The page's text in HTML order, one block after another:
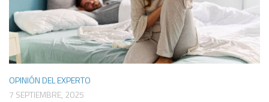
OPINIÓN DEL EXPERTO
7 SEPTIEMBRE, 2025